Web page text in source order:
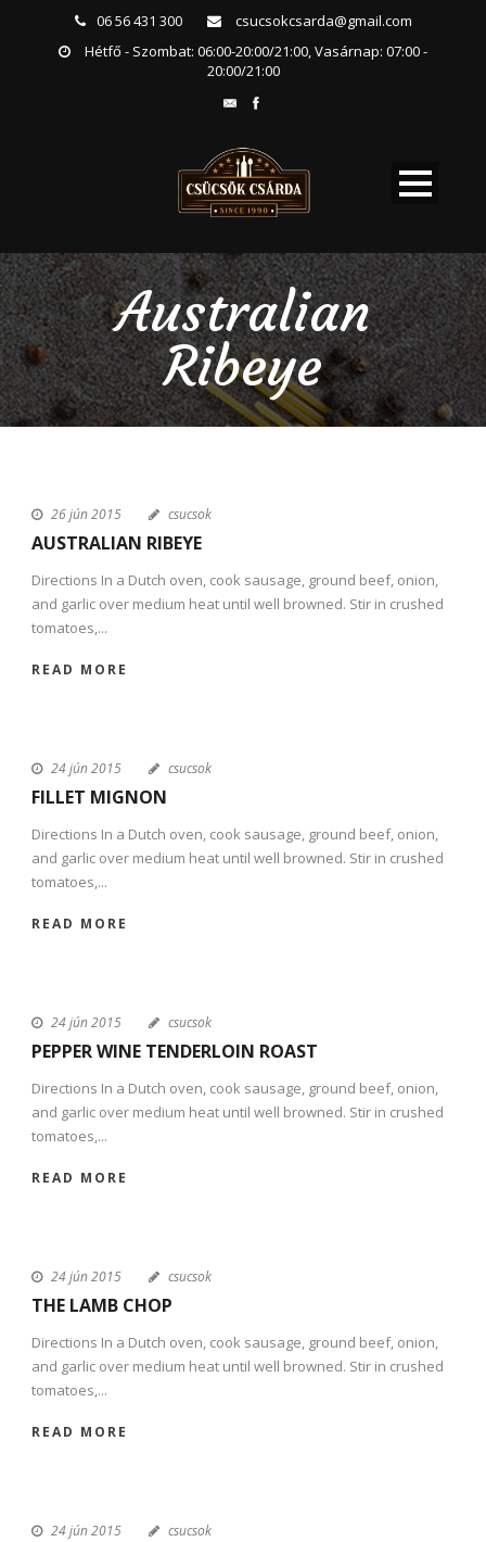
06 56 431 300
csucsokcsarda@gmail.com
Hétfő - Szombat: 06:00-20:00/21:00, Vasárnap: 07:00 -
20:00/21:00
Australian
Ribeye
26 jún 2015 csucsok
AUSTRALIAN RIBEYE
Directions In a Dutch oven, cook sausage, ground beef, onion,
and garlic over medium heat until well browned. Stir in crushed
tomatoes,...
READ MORE
24 jún 2015 csucsok
FILLET MIGNON
Directions In a Dutch oven, cook sausage, ground beef, onion,
and garlic over medium heat until well browned. Stir in crushed
tomatoes,...
READ MORE
24 jún 2015 csucsok
PEPPER WINE TENDERLOIN ROAST
Directions In a Dutch oven, cook sausage, ground beef, onion,
and garlic over medium heat until well browned. Stir in crushed
tomatoes,...
READ MORE
24 jún 2015 csucsok
THE LAMB CHOP
Directions In a Dutch oven, cook sausage, ground beef, onion,
and garlic over medium heat until well browned. Stir in crushed
tomatoes,...
READ MORE
24 jún 2015 csucsok